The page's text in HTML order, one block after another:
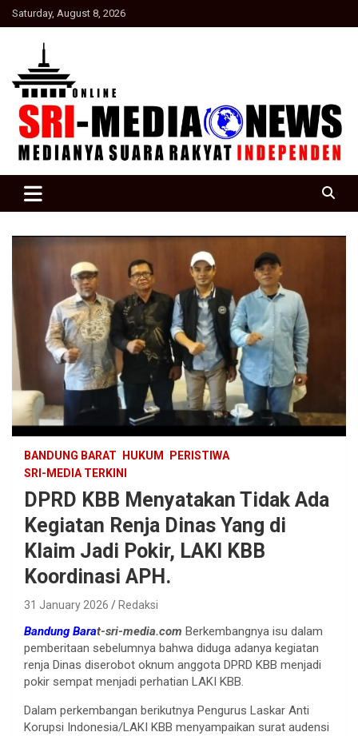
Skip
to
Saturday, August 8, 2026
SRI Media news
BANDUNG BARAT HUKUM
PERISTIWA
SRI-MEDIA TERKINI
DPRD KBB Menyatakan Tidak Ada
Kegiatan Renja Dinas Yang di
Klaim Jadi Pokir, LAKI KBB
Koordinasi APH.
31 January 2026 Redaksi
Bandung Barat-sri-media.com Berkembangnya isu dalam
pemberitaan sebelumnya bahwa diduga adanya kegiatan
renja Dinas diserobot oknum anggota DPRD KBB menjadi
pokir sempat menjadi perhatian LAKI KBB.
Dalam perkembangan berikutnya Pengurus Laskar Anti
Korupsi Indonesia/LAKI KBB menyampaikan surat audensi